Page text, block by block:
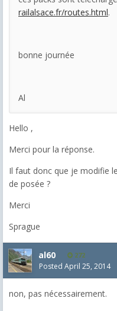
railalsace.fr/routes.html.
bonne journée
Al
Hello ,
Merci pour la réponse.
Il faut donc que je modifie
de posée ?
Merci
Sprague
al60 272
Posted April 25, 2014
non, pas nécessairement.